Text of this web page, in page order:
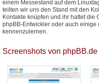
einem Messestand auf dem
teilten wir uns den Stand mit den
Kontakte knüpfen und ihr hattet
phpBB-Entwickler oder auch
kennenzulernen.
Screenshots von